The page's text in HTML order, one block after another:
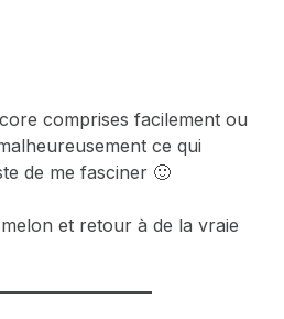
comprises facilement ou
ce qui
de me fasciner 🙂
et retour à de la vraie